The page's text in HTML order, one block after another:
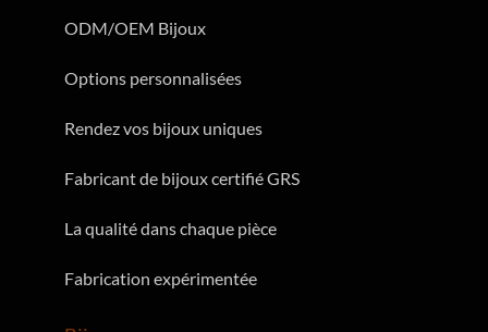
ODM/OEM Bijoux
Options personnalisées
Rendez vos bijoux uniques
Fabricant de bijoux certifié GRS
La qualité dans chaque pièce
Fabrication expérimentée